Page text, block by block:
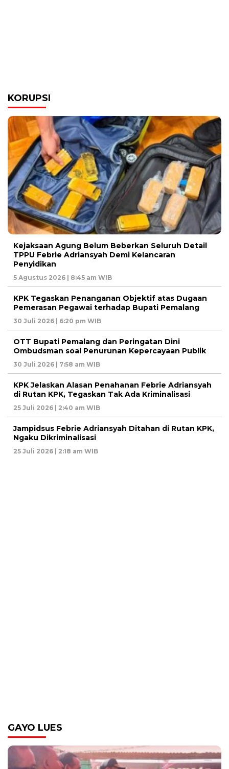
KORUPSI
Kejaksaan Agung Belum Beberkan Seluruh Detail
TPPU Febrie Adriansyah Demi Kelancaran
Penyidikan
5 Agustus 2026 | 8:45 am WIB
KPK Tegaskan Penanganan Objektif atas Dugaan
Pemerasan Pegawai terhadap Bupati Pemalang
30 Juli 2026 | 6:20 pm WIB
OTT Bupati Pemalang dan Peringatan Dini
Ombudsman soal Penurunan Kepercayaan Publik
30 Juli 2026 | 7:58 am WIB
KPK Jelaskan Alasan Penahanan Febrie Adriansyah
di Rutan KPK, Tegaskan Tak Ada Kriminalisasi
25 Juli 2026 | 2:40 am WIB
Jampidsus Febrie Adriansyah Ditahan di Rutan KPK,
Ngaku Dikriminalisasi
25 Juli 2026 | 2:18 am WIB
GAYO LUES